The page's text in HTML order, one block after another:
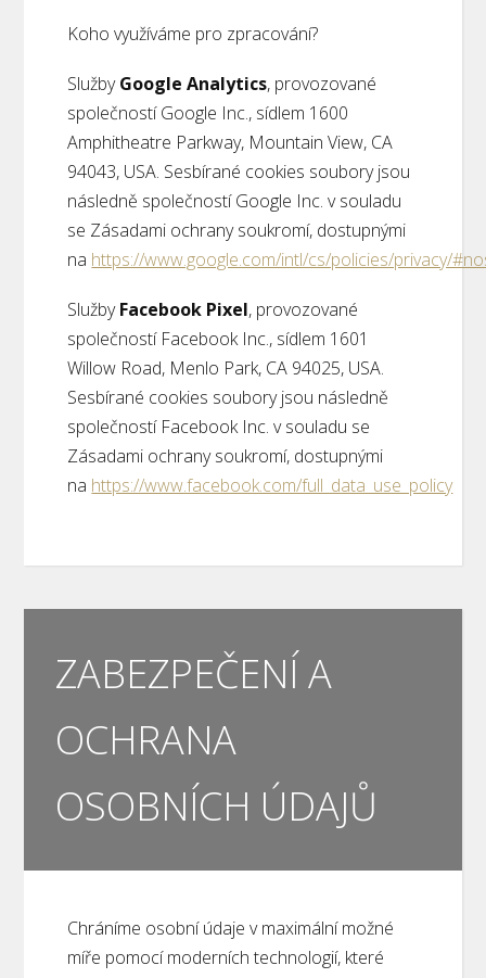
Koho využíváme pro zpracování?
SlužbyGoogle Analytics, provozované
společností Google Inc., sídlem 1600
Amphitheatre Parkway, Mountain View, CA
94043, USA. Sesbírané cookies soubory jsou
následně společností Google Inc. v souladu
se Zásadami ochrany soukromí, dostupnými
na https://www.google.com/intl/cs/policies/privacy/
SlužbyFacebook Pixel, provozované
společností Facebook Inc., sídlem 1601
Willow Road, Menlo Park, CA 94025, USA.
Sesbírané cookies soubory jsou následně
společností Facebook Inc. v souladu se
Zásadami ochrany soukromí, dostupnými
na https://www.facebook.com/full_data_use_policy
ZABEZPEČENÍ A
OCHRANA
OSOBNÍCH ÚDAJŮ
Chráníme osobní údaje v maximální možné
míře pomocí moderních technologií, které